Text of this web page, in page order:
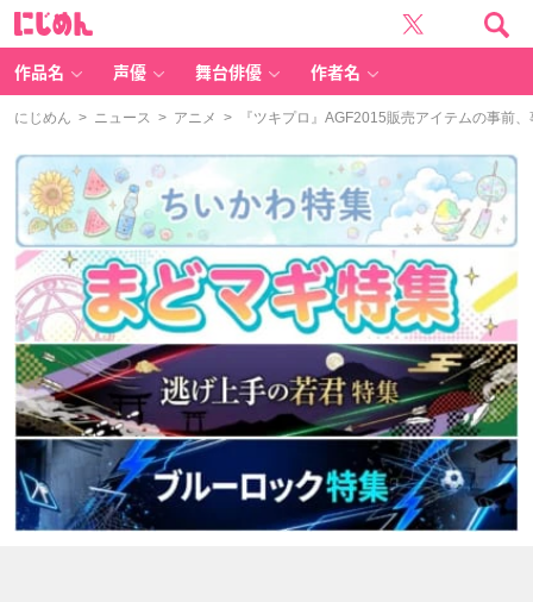
作品名 声優 舞台俳優 作者名
にじめん > ニュース > アニメ > 『ツキプロ』AGF2015販売アイテムの事前